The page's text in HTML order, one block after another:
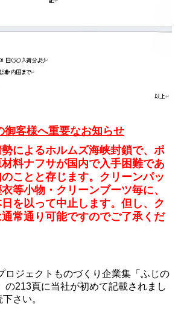
御客様へ重要なお知らせ
によるホルムズ海峡封鎖で、ポ
料ナフサが国内で入手困難であ
ことと存じます。クリーンパッ
等小物・クリーンブーツ毎に、
を以って中止します。但し、ク
常通り可能ですのでご了承くだ
ロジェクトものづくり企業集「ふじの
の213頁に当社が初めて記載されまし
さい。